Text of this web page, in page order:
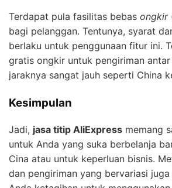
Terdapat pula fasilitas bebas ongkir
bagi pelanggan. Tentunya, syarat
berlaku untuk penggunaan fitur ini.
gratis ongkir untuk pengiriman
jaraknya sangat jauh seperti China
Kesimpulan
Jadi, jasa titip AliExpress memang
untuk Anda yang suka berbelanja
Cina atau untuk keperluan bisnis.
dan pengiriman yang bervariasi